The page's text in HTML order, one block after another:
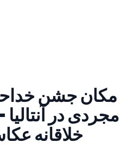
مکان جشن
مجردی در
خلاقانه